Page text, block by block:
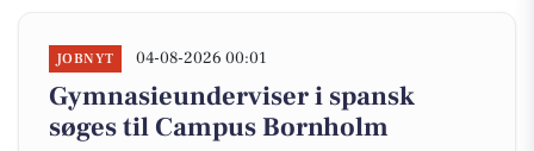
JOBNYT 04-08-2026 00:01
Gymnasieunderviser i spansk
søges til Campus Bornholm